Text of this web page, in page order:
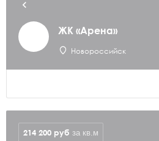
ЖК «Арена»
Новороссийск
214 200 руб за кв.м